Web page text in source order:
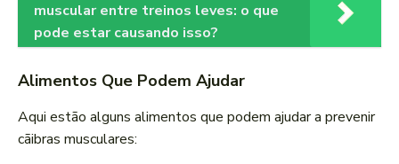
muscular entre treinos leves: o que
pode estar causando isso?
Alimentos Que Podem Ajudar
Aqui estão alguns alimentos que podem ajudar a prevenir
cãibras musculares: